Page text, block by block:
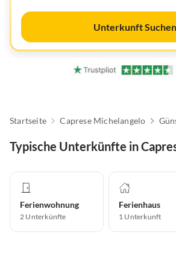
Unterkunft Suchen
Startseite Caprese Michelangelo
Typische Unterkünfte in
Ferienwohnung
2 Unterkünfte
Ferienhaus
1 Unterkunft